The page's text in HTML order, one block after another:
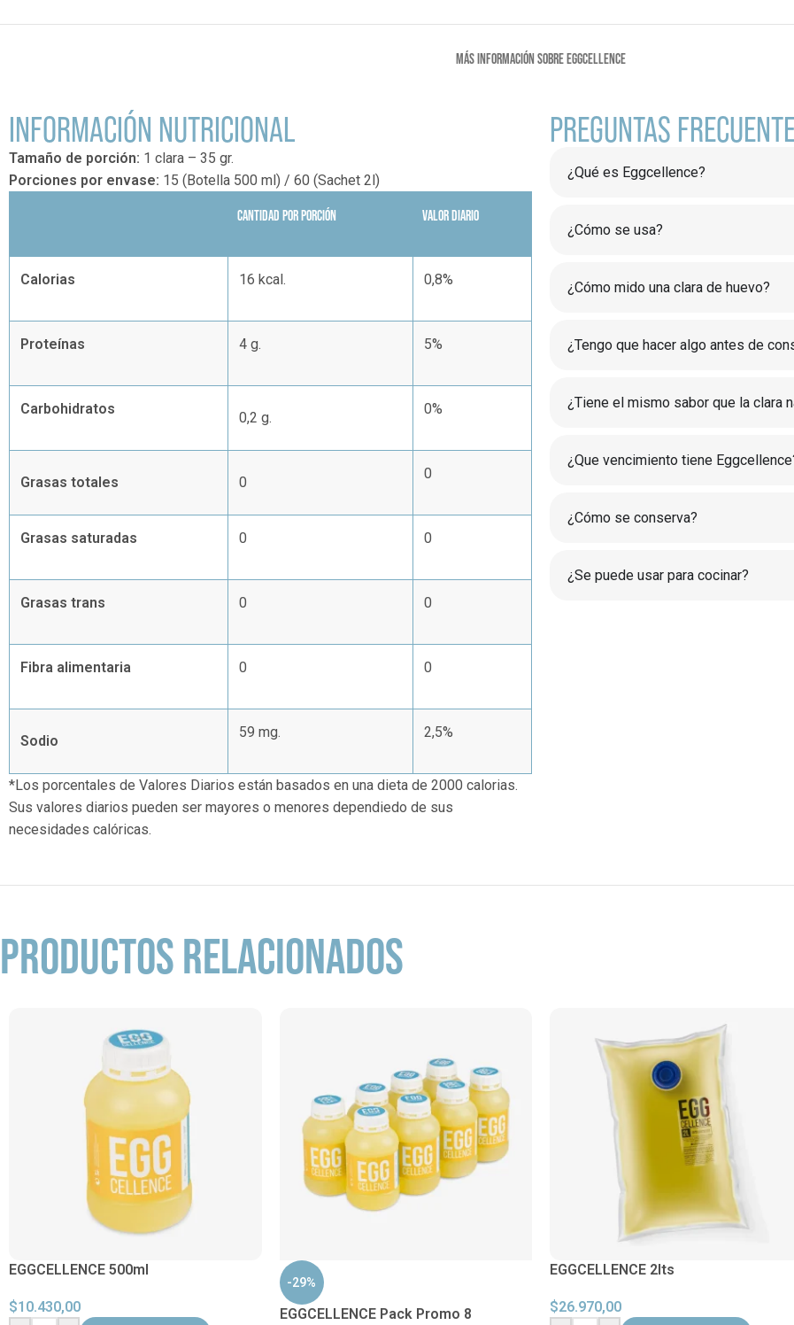
MÁS INFORMACIÓN SOBRE EGGCELLENCE
INFORMACIÓN NUTRICIONAL
Tamaño de porción: 1 clara – 35 gr.
Porciones por envase: 15 (Botella 500 ml) / 60 (Sachet 2l)
CANTIDAD POR PORCIÓN VALOR DIARIO
Calorias 16 kcal. 0,8%
Proteínas 4 g. 5%
Carbohidratos
0,2 g.
0%
Grasas totales 0
0
Grasas saturadas 0 0
Grasas trans 0 0
Fibra alimentaria 0 0
Sodio
59 mg. 2,5%
*Los porcentales de Valores Diarios están basados en una dieta de 2000 calorias.
Sus valores diarios pueden ser mayores o menores dependiedo de sus
necesidades calóricas.
PREGUNTAS
¿Qué es Eggcellence?
¿Cómo se usa?
¿Cómo mido una clara de huevo?
¿Tengo que hacer algo antes de
¿Tiene el mismo sabor que la clara
¿Que vencimiento tiene
¿Cómo se conserva?
¿Se puede usar para cocinar?
PRODUCTOS RELACIONADOS
EGGCELLENCE 500ml
$10.430,00
-29%
EGGCELLENCE Pack Promo 8
EGGCELLENCE 2lts
$26.970,00